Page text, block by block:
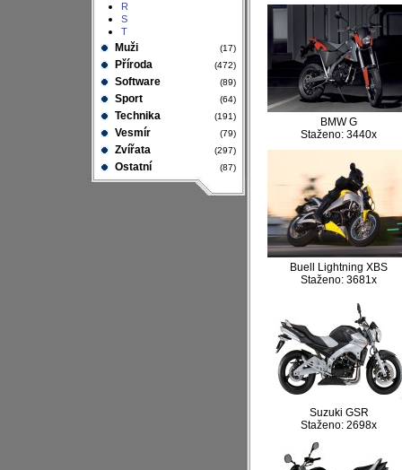
R
S
T
Muži (17)
Příroda (472)
Software (89)
Sport (64)
Technika (191)
Vesmír (79)
Zvířata (297)
Ostatní (87)
BMW G
Staženo: 3440x
Buell Lightning XBS
Staženo: 3681x
Suzuki GSR
Staženo: 2698x